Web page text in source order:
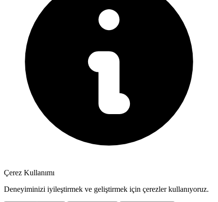
Çerez Kullanımı
Deneyiminizi iyileştirmek ve geliştirmek için çerezler kullanıyoruz.